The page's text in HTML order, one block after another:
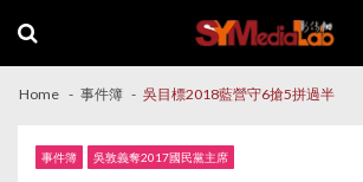
navigation
content
Home 事件簿 吳目標2018藍營守6搶5拼過半
事件簿 吳敦義奪2017國民黨主席